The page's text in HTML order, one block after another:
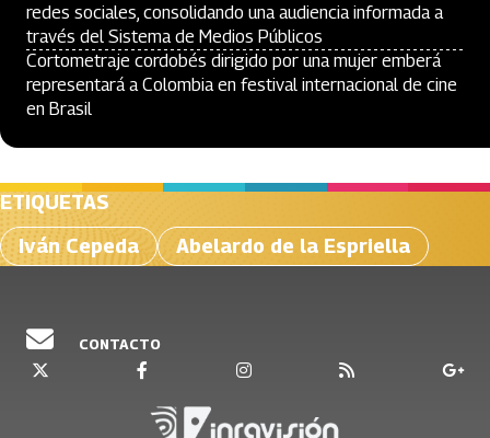
redes sociales, consolidando una audiencia informada a
través del Sistema de Medios Públicos
Cortometraje cordobés dirigido por una mujer emberá
representará a Colombia en festival internacional de cine
en Brasil
ETIQUETAS
Iván Cepeda
Abelardo de la Espriella
CONTACTO